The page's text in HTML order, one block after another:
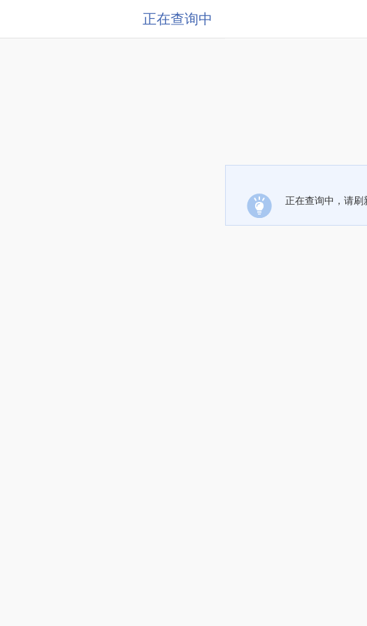
正在查询中
正在查询中，请刷